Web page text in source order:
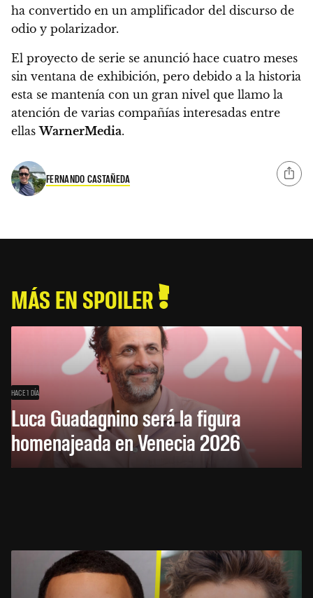
ha convertido en un amplificador del discurso de
odio y polarizador.
El proyecto de serie se anunció hace cuatro meses
sin ventana de exhibición, pero debido a la historia
esta se mantenía con un gran nivel que llamo la
atención de varias compañías interesadas entre
ellasWarnerMedia.
FERNANDO CASTAÑEDA
MÁS EN SPOILER
HACE 1 DÍA
Luca Guadagnino será la figura
homenajeada en Venecia 2026